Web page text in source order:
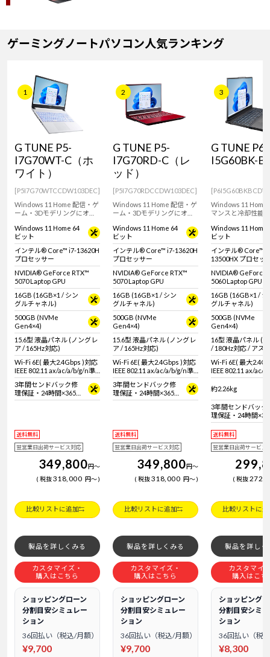
ゲーミングノートパソコン人気ランキング
1
G TUNE P5-
I7G70WT-C（ホ
ワイト）
[P5I7G70WTCCDW103DEC]
Windows 11 Home 配信・ゲ
ーム・3Dモデリングにオス
WQHD液晶ゲーミングノー
トPC！RTX 5070 Laptop
GPU 搭載。
Windows 11 Home 64
ビット
インテル® Core™ i7-13620H
プロセッサー
NVIDIA® GeForce RTX™
5070 Laptop GPU
16GB (16GB×1 / シン
グルチャネル)
500GB (NVMe
Gen4×4)
15.6型 液晶パネル (ノングレ
ア / 165Hz対応)
Wi-Fi 6E( 最大2.4Gbps )対応
IEEE 802.11 ax/ac/a/b/g/n準
拠 ＋ Bluetooth 5内蔵
3年間センドバック修
理保証・24時間×365
日電話サポート
送料無料
翌営業日出荷サービス対応
349,800円～
税抜318,000 円～
比較リストに追加
製品を詳しくみる
カスタマイズ・
購入はこちら
ショッピングローン
分割目安シミュレー
ション
36回払い（税込/月額）
¥9,700
2
G TUNE P5-
I7G70RD-C（レ
ッド）
[P5I7G70RDCCDW103DEC]
Windows 11 Home 配信・ゲ
ーム・3Dモデリングにオス
WQHD液晶ゲーミングノー
トPC！RTX 5070 Laptop
GPU 搭載。
Windows 11 Home 64
ビット
インテル® Core™ i7-13620H
プロセッサー
NVIDIA® GeForce RTX™
5070 Laptop GPU
16GB (16GB×1 / シン
グルチャネル)
500GB (NVMe
Gen4×4)
15.6型 液晶パネル (ノングレ
ア / 165Hz対応)
Wi-Fi 6E( 最大2.4Gbps )対応
IEEE 802.11 ax/ac/a/b/g/n準
拠 ＋ Bluetooth 5内蔵
3年間センドバック修
理保証・24時間×365
日電話サポート
送料無料
翌営業日出荷サービス対応
349,800円～
税抜318,000 円～
比較リストに追加
製品を詳しくみる
カスタマイズ・
購入はこちら
ショッピングローン
分割目安シミュレー
ション
36回払い（税込/月額）
¥9,700
3
G TUNE P6-
I5G60BK-B
Windows 11 Home
マンスと冷却性能
180Hz液晶搭載ゲ
ートPC！
Windows 11 Home
ビット
インテル® Core™
13500HX プロセッ
NVIDIA® GeForce
5060 Laptop GPU
16GB (16GB×1 / シ
グルチャネル)
500GB (NVMe
Gen4×4)
16型 液晶パネル (
/ 180Hz対応 / アス
16:10)
Wi-Fi 6E( 最大
IEEE 802.11 ax/ac/
拠 ＋ Bluetooth 5
約2.26kg
3年間センドバック
理保証・24時間
日電話サポート
送料無料
翌営業日出荷サービス
税抜
比較リストに追
製品を詳しく
カスタマイ
購入はこち
ショッピング
分割目安シミ
ション
36回払い（税
¥8,300